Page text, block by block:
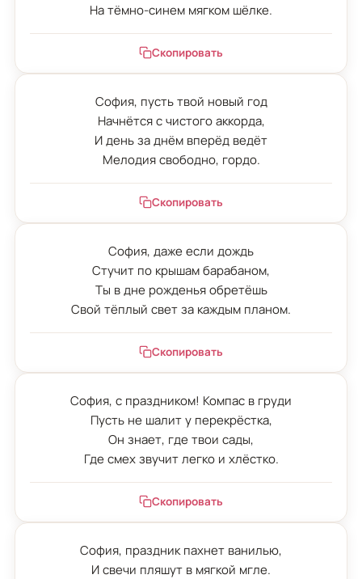
На тёмно-синем мягком шёлке.
Скопировать
София, пусть твой новый год
Начнётся с чистого аккорда,
И день за днём вперёд ведёт
Мелодия свободно, гордо.
Скопировать
София, даже если дождь
Стучит по крышам барабаном,
Ты в дне рожденья обретёшь
Свой тёплый свет за каждым планом.
Скопировать
София, с праздником! Компас в груди
Пусть не шалит у перекрёстка,
Он знает, где твои сады,
Где смех звучит легко и хлёстко.
Скопировать
София, праздник пахнет ванилью,
И свечи пляшут в мягкой мгле.